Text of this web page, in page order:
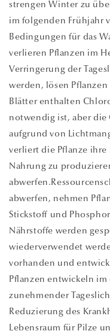
strengen Winter zu
im folgenden Frühjahr
Bedingungen für das
verlieren Pflanzen im
Verringerung der
werden, lösen
Blätter enthalten
notwendig ist, aber
aufgrund von
verliert die Pflanze ihre
Nahrung zu
abwerfen, nehmen
Stickstoff und
Nährstoffe werden
wiederverwendet
vorhanden und
Pflanzen entwickeln
zunehmender
Reduzierung des
Lebensraum für Pilze